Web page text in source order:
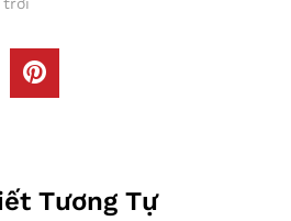
trời
Tương Tự